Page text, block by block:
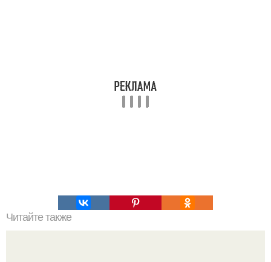
Читайте также